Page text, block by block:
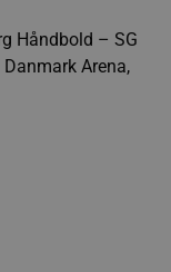
Håndbold – SG
Arena,